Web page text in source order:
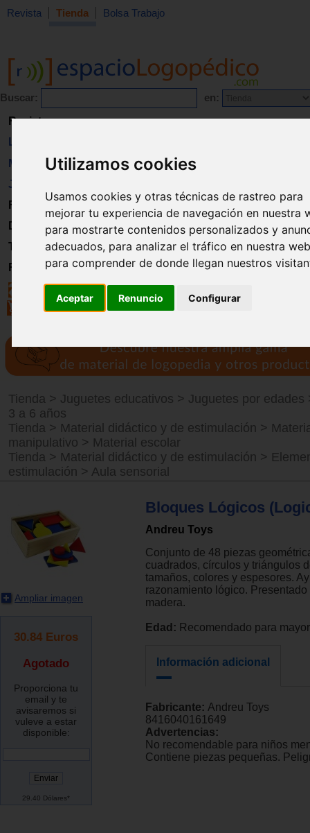
Utilizamos cookies
Usamos cookies y otras técnicas de rastreo para
mejorar tu experiencia de navegación en nuestra
para mostrarte contenidos personalizados y
adecuados, para analizar el tráfico en nuestra
para comprender de donde llegan nuestros
Aceptar Renuncio Configurar
Revista Tienda Bolsa Trabajo
Buscar: en:
Revista
Libros
Material
Juguetes
Formación
Directorio
Trabajo
Registro
Tienda > Juguetes educativos > Juguetes por edades
3 a 6 años
Tienda > Material didáctico y de estimulación >
manipulativo > Material escolar
Tienda > Material didáctico y de estimulación >
estimulación > Aula sensorial
Ampliar imagen
30.84 Euros
Agotado
Proporciona tu
email y te
avisaremos si
vuleve a estar
disponible:
29.40 Dólares*
Bloques Lógicos
Andreu Toys
Conjunto de 48 piezas
cuadrados, círculos y triángulos
tamaños, colores y espesores.
razonamiento lógico.
madera.
Edad: Recomendado para
Información adicional
Fabricante: Andreu Toys
8416040161649
Advertencias:
No recomendable para niños
Contiene piezas pequeñas.